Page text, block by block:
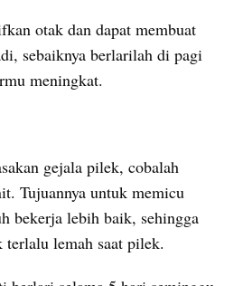
otak dan dapat membuat
sebaiknya berlarilah di pagi
meningkat.
gejala pilek, cobalah
Tujuannya untuk memicu
bekerja lebih baik, sehingga
lemah saat pilek.